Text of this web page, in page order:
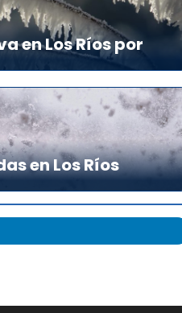
en Los Ríos por
en Los Ríos